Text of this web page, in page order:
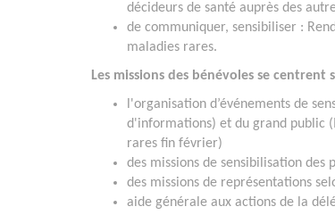
décideurs de santé auprès des
de communiquer, sensibiliser :
maladies rares.
Les missions des bénévoles se centrent
l'organisation d’événements de
d'informations) et du grand public
rares fin février)
des missions de sensibilisation des
des missions de représentations
aide générale aux actions de la